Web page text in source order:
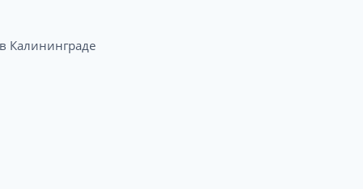
Калининграде​